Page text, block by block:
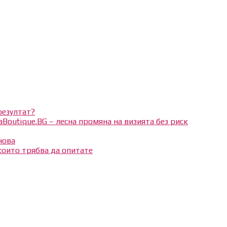
– лесна промяна на визията без риск
трябва да опитате